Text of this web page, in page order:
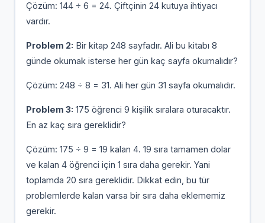
Çözüm: 144 ÷ 6 = 24. Çiftçinin 24 kutuya ihtiyacı
vardır.
Problem 2: Bir kitap 248 sayfadır. Ali bu kitabı 8
günde okumak isterse her gün kaç sayfa okumalıdır?
Çözüm: 248 ÷ 8 = 31. Ali her gün 31 sayfa okumalıdır.
Problem 3: 175 öğrenci 9 kişilik sıralara oturacaktır.
En az kaç sıra gereklidir?
Çözüm: 175 ÷ 9 = 19 kalan 4. 19 sıra tamamen dolar
ve kalan 4 öğrenci için 1 sıra daha gerekir. Yani
toplamda 20 sıra gereklidir. Dikkat edin, bu tür
problemlerde kalan varsa bir sıra daha eklememiz
gerekir.